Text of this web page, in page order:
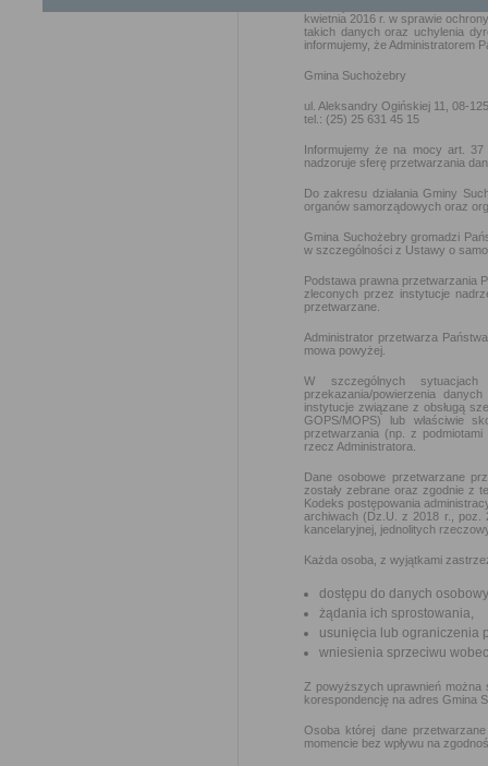
kwietnia 2016 r. w sprawie
takich danych oraz uchylenia
informujemy, że Administratorem
Gmina Suchożebry
ul. Aleksandry Ogińskiej 11, 08-
tel.: (25) 25 631 45 15
Informujemy że na mocy art. 37
nadzoruje sferę przetwarzania
Do zakresu działania Gminy
organów samorządowych oraz
Gmina Suchożebry gromadzi
w szczególności z Ustawy o
Podstawa prawna przetwarzania
zleconych przez instytucje
przetwarzane.
Administrator przetwarza
mowa powyżej.
W szczególnych sytuacjach
przekazania/powierzenia
instytucje związane z obsługą
GOPS/MOPS) lub właściwie
przetwarzania (np. z
rzecz Administratora.
Dane osobowe przetwarzane
zostały zebrane oraz zgodnie z
Kodeks postępowania
archiwach (Dz.U. z 2018 r., poz.
kancelaryjnej, jednolitych
Każda osoba, z wyjątkami
dostępu do danych
żądania ich sprostowania,
usunięcia lub ograniczenia
wniesienia sprzeciwu
Z powyższych uprawnień można
korespondencję na adres Gmina
Osoba której dane
momencie bez wpływu na